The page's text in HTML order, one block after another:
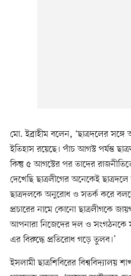
মো. ইব্রাহীম বলেন, ‘ছাত্রদলের
ইতিহাস রয়েছে। পাঁচ আগস্ট পর্যন্ত
কিন্তু ৫ আগস্টের পর তাদের
দেখেছি ছাত্রলীগের অনেকেই
ছাত্রদলকে অনুরোধ ও সতর্ক করে
প্রচারের নামে কোনো ছাত্রলীগকে
আপনারা নিজেদের দল ও সংগঠনকে
এর বিরুদ্ধে প্রতিরোধ গড়ে তুলব।’
ইসলামী ছাত্রশিবিরের বিশ্ববিদ্যালয়